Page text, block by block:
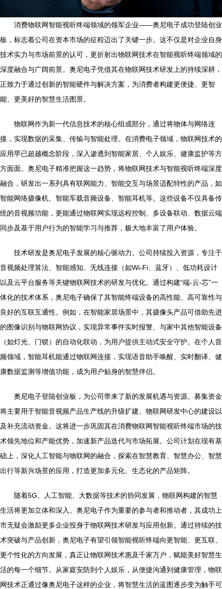
消费物联网智能视听终端领域的领军企业——奥尼电子成功登陆创业
板，标志着公司在资本市场的征程迈出了关键一步。这不仅是对企业自身
技术实力与市场前景的认可，更折射出物联网技术在智能视听终端领域的
深度融合与广阔前景。奥尼电子凭借其在物联网技术研发上的持续深耕，
正致力于通过创新的智能硬件与解决方案，为消费者构建更便捷、更智
能、更美好的智慧生活图景。
物联网作为新一代信息技术的核心组成部分，通过将物体与网络连
接，实现数据的采集、传输与智能处理。在消费电子领域，物联网技术的
应用早已超越概念阶段，深入渗透到智能家居、个人娱乐、健康监护等方
方面面。奥尼电子精准把握这一趋势，将物联网技术与智能视听终端深度
融合，研发出一系列具有联网能力、智能交互与场景适配特性的产品，如
智能网络摄像机、智能车载音频设备、智能耳机等。这些设备不仅具备传
统的音视频功能，更能通过物联网实现远程控制、多设备联动、数据云端
同步及基于用户行为的智能学习与推荐，极大地丰富了用户体验。
技术研发是奥尼电子发展的核心驱动力。公司持续投入资源，专注于
音视频处理算法、智能感知、无线连接（如Wi-Fi、蓝牙）、低功耗设计
以及云平台服务等关键物联网技术的研发与优化。通过构建“端-云-芯”一
体化的技术体系，奥尼电子确保了其智能终端设备的高性能、高可靠性与
良好的互联互通性。例如，在智能家居场景中，其摄像头产品可借助先进
的图像识别与物联网协议，实现异常事件实时报警、与家中其他智能设备
（如灯光、门锁）的自动化联动，为用户提供主动式安全守护。在个人音
频领域，智能耳机能通过物联网连接，实现语音助手唤醒、实时翻译、健
康数据监测等增值功能，成为用户贴身的智慧伴侣。
奥尼电子登陆创业板，为公司带来了新的发展机遇与资源。募集资金
将主要用于智能音视频产品生产线的升级扩建、物联网研发中心的建设以
及补充流动资金。这将进一步巩固其在消费物联网智能视听终端市场的技
术领先地位和产能优势，加速新产品迭代与市场拓展。公司计划在现有基
础上，深化人工智能与物联网的融合，探索在智慧教育、智慧办公、智慧
出行等新兴场景的应用，打造更加多元化、生态化的产品矩阵。
随着5G、人工智能、大数据等技术的协同发展，物联网构建的智慧
生活将更加立体和深入。奥尼电子作为重要的参与者和推动者，其成功上
市无疑会激励更多企业投身于物联网技术研发与应用创新。通过持续的技
术突破与产品创新，奥尼电子有望引领智能视听终端向更智能、更互联、
更个性化的方向发展，真正让物联网技术惠及千家万户，赋能美好智慧生
活的每一个细节。从家庭安防到个人娱乐，从便捷沟通到健康管理，物联
网技术正通过像奥尼电子这样的企业，将智慧生活的蓝图逐步变为触手可